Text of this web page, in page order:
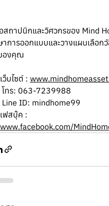
ถาปนิกและวิศวกรของ Mind
าการออกแบบและวางแผนเลือก
องคุณ
เว็บไซต์ :
โทร: 063-7239988
Line ID: mindhome99
เฟสบุ๊ค :
www.facebook.com/